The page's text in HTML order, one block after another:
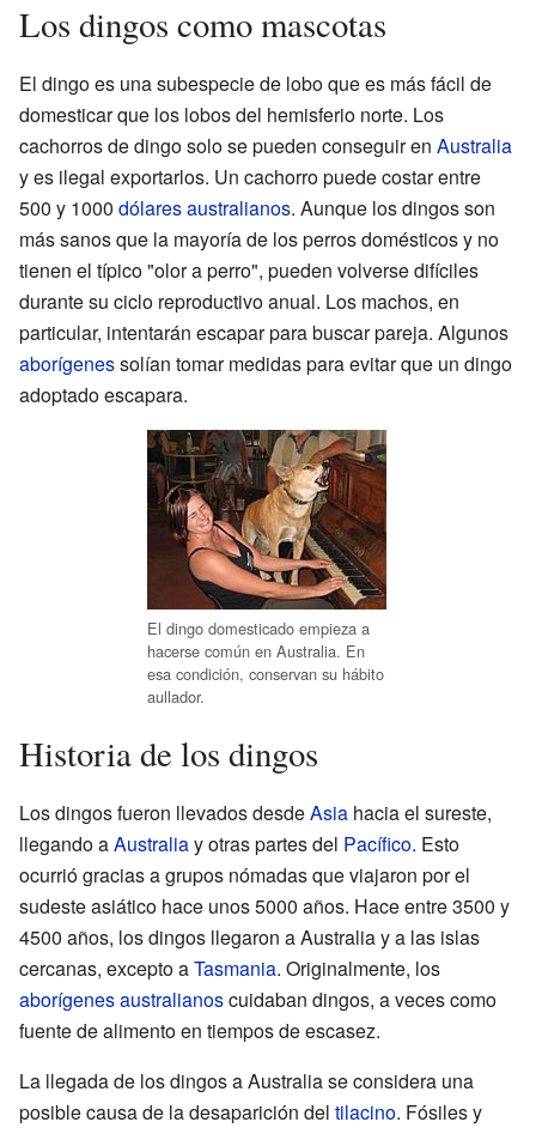
Los dingos como mascotas
El dingo es una subespecie de lobo que es más fácil de
domesticar que los lobos del hemisferio norte. Los
cachorros de dingo solo se pueden conseguir en Australia
y es ilegal exportarlos. Un cachorro puede costar entre
500 y 1000 dólares australianos. Aunque los dingos son
más sanos que la mayoría de los perros domésticos y no
tienen el típico "olor a perro", pueden volverse difíciles
durante su ciclo reproductivo anual. Los machos, en
particular, intentarán escapar para buscar pareja. Algunos
aborígenessolían tomar medidas para evitar que un dingo
adoptado escapara.
El dingo domesticado empieza a
hacerse común en Australia. En
esa condición, conservan su hábito
aullador.
Historia de los dingos
Los dingos fueron llevados desdeAsia hacia el sureste,
llegando aAustraliay otras partes del Pacífico. Esto
ocurrió gracias a grupos nómadas que viajaron por el
sudeste asiático hace unos 5000 años. Hace entre 3500 y
4500 años, los dingos llegaron a Australia y a las islas
cercanas, excepto aTasmania. Originalmente, los
aborígenes australianoscuidaban dingos, a veces como
fuente de alimento en tiempos de escasez.
La llegada de los dingos a Australia se considera una
posible causa de la desaparición del tilacino. Fósiles y